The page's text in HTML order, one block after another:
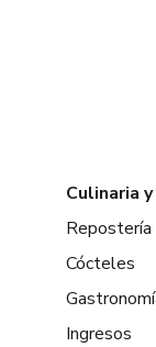
Culinaria
Repostería
Cócteles
Ingresos